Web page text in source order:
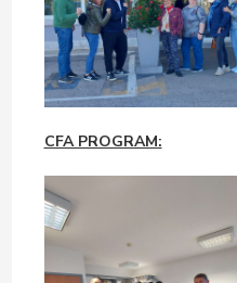
CFA PROGRAM: